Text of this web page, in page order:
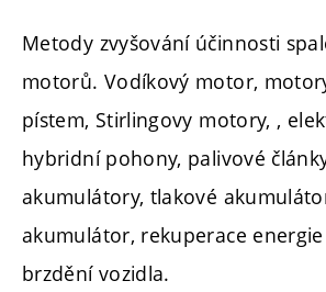
Metody zvyšování účinnosti
motorů. Vodíkový motor,
pístem, Stirlingovy motory, ,
hybridní pohony, palivové
akumulátory, tlakové
akumulátor, rekuperace
brzdění vozidla.